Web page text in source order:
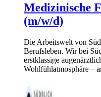
Medizinische
(m/w/d)
Die Arbeitswelt von
Berufsleben. Wir bei
erstklassige
Wohlfühlatmosphäre –